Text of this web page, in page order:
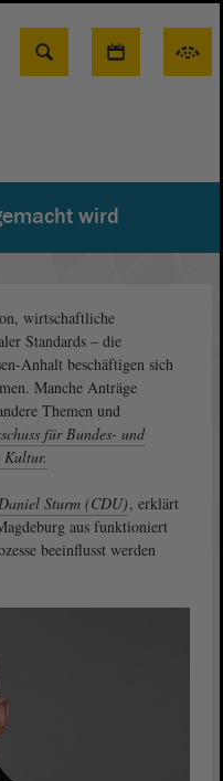
Suche
wird
wirtschaftliche
Standards – die
Anhalt beschäftigen sich
Manche Anträge
Themen und
für Bundes- und
Kultur.
Sturm (CDU), erklärt
aus funktioniert
beeinflusst werden